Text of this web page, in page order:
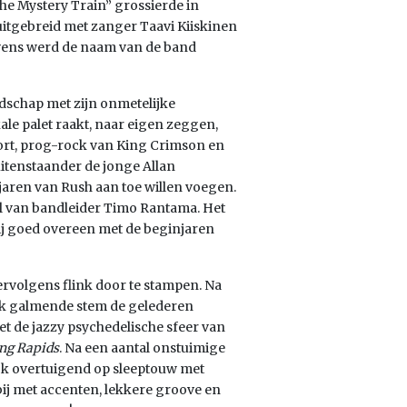
Mystery Train” grossierde in
met zanger Taavi Kiiskinen
werd de naam van de band
met zijn onmetelijke
palet raakt, naar eigen zeggen,
prog-rock van King Crimson en
de jonge Allan
van Rush aan toe willen voegen.
bandleider Timo Rantama. Het
overeen met de beginjaren
flink door te stampen. Na
galmende stem de gelederen
de jazzy psychedelische sfeer van
Rapids. Na een aantal onstuimige
overtuigend op sleeptouw met
met accenten, lekkere groove en